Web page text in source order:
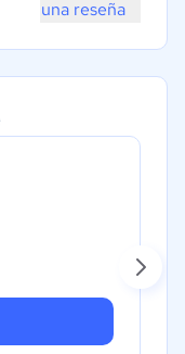
una reseña